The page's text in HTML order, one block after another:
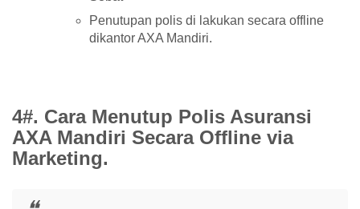
Penutupan polis di lakukan secara offline
dikantor AXA Mandiri.
4#. Cara Menutup Polis Asuransi
AXA Mandiri Secara Offline via
Marketing.